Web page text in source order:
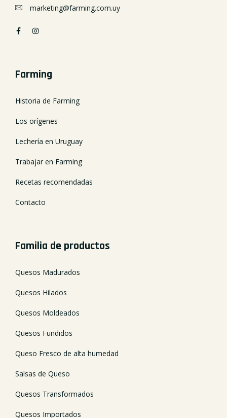
marketing@farming.com.uy
Farming
Historia de Farming
Los orígenes
Lechería en Uruguay
Trabajar en Farming
Recetas recomendadas
Contacto
Familia de productos
Quesos Madurados
Quesos Hilados
Quesos Moldeados
Quesos Fundidos
Queso Fresco de alta humedad
Salsas de Queso
Quesos Transformados
Quesos Importados